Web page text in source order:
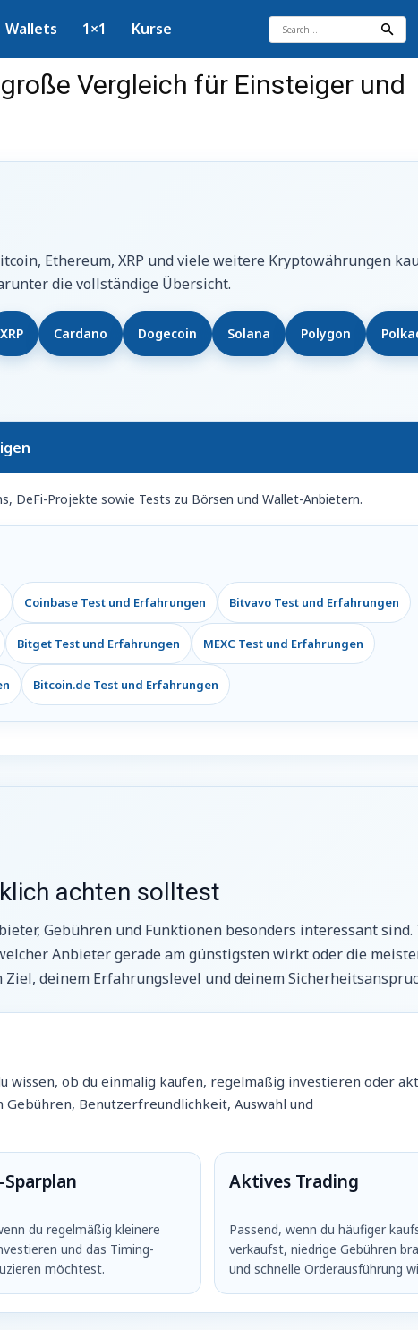
Wallets 1×1 Kurse
Vergleich für Einsteiger und
Ethereum, XRP und viele weitere Kryptowährungen
die vollständige Übersicht.
XRP Cardano Dogecoin Solana Polygon
DeFi-Projekte sowie Tests zu Börsen und Wallet-Anbietern.
Coinbase Test und Erfahrungen Bitvavo Test und Erfahrungen
Bitget Test und Erfahrungen MEXC Test und Erfahrungen
Bitcoin.de Test und Erfahrungen
achten solltest
Gebühren und Funktionen besonders interessant sind.
Anbieter gerade am günstigsten wirkt oder die
deinem Erfahrungslevel und deinem
wissen, ob du einmalig kaufen, regelmäßig investieren oder
Benutzerfreundlichkeit, Auswahl und
du regelmäßig kleinere
und das Timing-
möchtest.
Aktives Trading
Passend, wenn du häufiger
verkaufst, niedrige Gebühren
und schnelle Orderausführung